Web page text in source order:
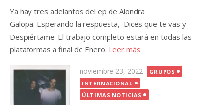
Ya hay tres adelantos del ep de Alondra
Galopa. Esperando la respuesta, Dices que te vas y
Despiértame. El trabajo completo estará en todas las
plataformas a final de Enero. Leer más
Publicada
el
noviembre 23, 2022
GRUPOS
INTERNACIONAL
ÚLTIMAS NOTICIAS